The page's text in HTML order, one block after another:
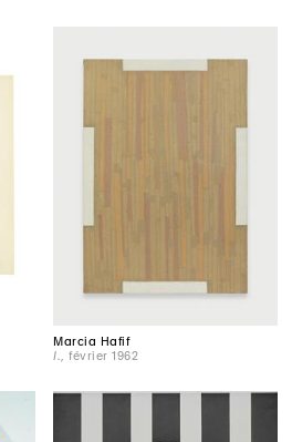
Marcia Hafif
I.
, février 1962